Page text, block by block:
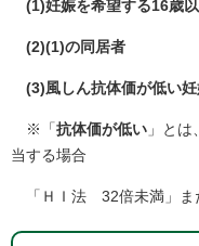
(1)妊娠を希望する16歳
(2)(1)の同居者
(3)風しん抗体価が低い妊
※「抗体価が低い 」と
当する場合
「ＨＩ法 32倍未満」ま